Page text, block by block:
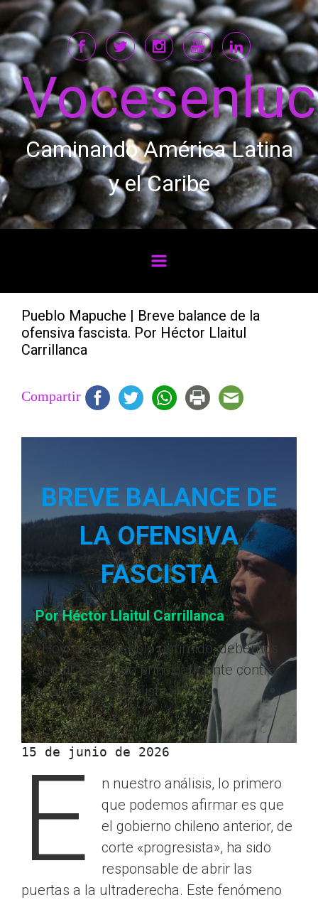
Saltar al contenido principal
Caminando América Latina
y el Caribe
Pueblo Mapuche | Breve balance de la
ofensiva fascista. Por Héctor Llaitul
Carrillanca
Compartir
BREVE BALANCE DE
LA OFENSIVA
FASCISTA
Por Héctor Llaitul Carrillanca
«Hoy, como pueblo oprimido, debemos
seguir luchando principalmente contra
el sistema capitalista.»
15 de junio de 2026
E
n nuestro análisis, lo primero
que podemos afirmar es que
el gobierno chileno anterior, de
corte «progresista», ha sido
responsable de abrir las
puertas a la ultraderecha. Este fenómeno